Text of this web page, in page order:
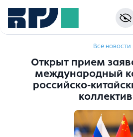
Все новости
Открыт прием
международный
российско-